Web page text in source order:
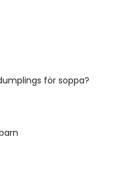
för soppa?